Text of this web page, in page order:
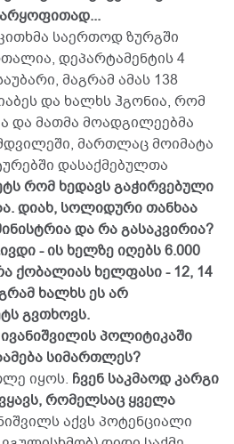
საერთოდ ზურგში
დეპარტამენტის 4
მაგრამ ამას 138
და ხალხს ჰგონია, რომ
და მათმა მოადგილეებმა
მართლაც მოიმატა
დასაქმებულთა
რომ ხედავს გაჭირვებული
დიახ, სოლიდური თანხაა
და რა გასაკვირია?
- ის ხელზე იღებს 6.000
ქობალიას ხელფასი - 12, 14
ხალხს ეს არ
გვთხოვს.
პოლიტიკაში
სიმართლეს?
იყოს. ჩვენ საკმაოდ კარგი
რომელსაც ყველა
აქვს პოტენციალი